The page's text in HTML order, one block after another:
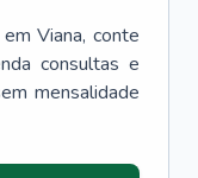
em Viana, conte
consultas e
mensalidade